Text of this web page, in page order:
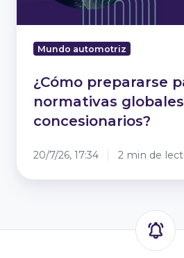
concesionarios?
Mundo automotriz
¿Cómo prepararse
normativas
concesionarios?
20/7/26, 17:34 2 min de